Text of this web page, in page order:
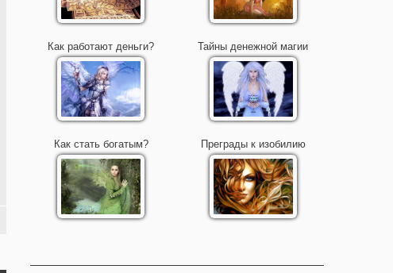
Как работают деньги? Тайны денежной магии
Как стать богатым? Преграды к изобилию